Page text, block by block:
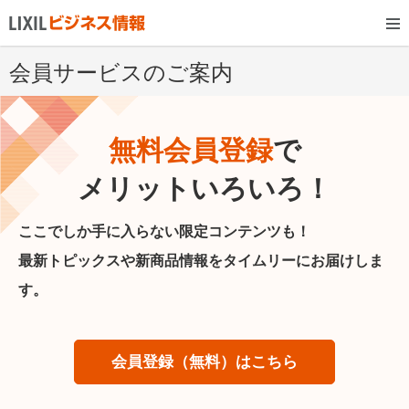
会員サービスのご案内
無料会員登録で
メリットいろいろ！
ここでしか手に入らない限定コンテンツも！
最新トピックスや新商品情報をタイムリーにお届けしま
す。
会員登録（無料）はこちら